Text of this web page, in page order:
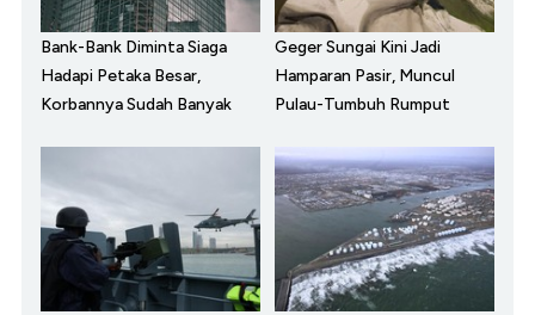
Bank-Bank Diminta Siaga
Hadapi Petaka Besar,
Korbannya Sudah Banyak
Geger Sungai Kini Jadi
Hamparan Pasir, Muncul
Pulau-Tumbuh Rumput